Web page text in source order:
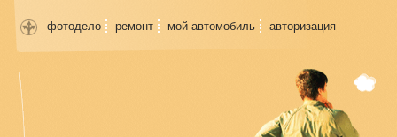
фотодело ремонт мой автомобиль авторизация